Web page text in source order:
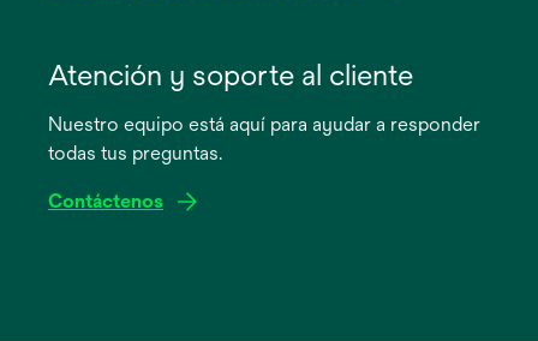
abre
pestaña
Atención y soporte al cliente
Nuestro equipo está aquí para ayudar a responder
todas tus preguntas.
Contáctenos